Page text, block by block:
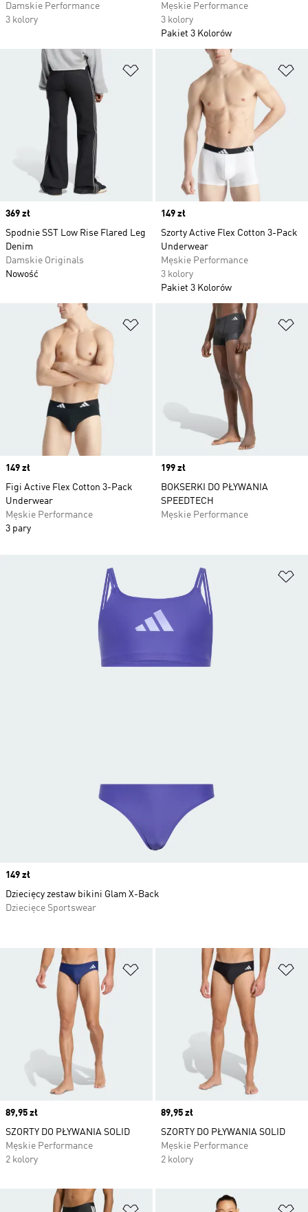
Damskie Performance
3 kolory
Męskie Performance
3 kolory
Pakiet 3 Kolorów
Dodaj do listy życzeń
Price
369 zł
Spodnie SST Low Rise Flared Leg
Denim
Damskie Originals
Nowość
Price
149 zł
Szorty Active Flex Cotton 3-Pack
Underwear
Męskie Performance
3 kolory
Pakiet 3 Kolorów
Dodaj do listy życzeń
Price
149 zł
Figi Active Flex Cotton 3-Pack
Underwear
Męskie Performance
3 pary
Price
199 zł
BOKSERKI DO PŁYWANIA
SPEEDTECH
Męskie Performance
Dodaj do listy życzeń
Price
89,95 zł
SZORTY DO PŁYWANIA SOLID
Męskie Performance
2 kolory
Price
89,95 zł
SZORTY DO PŁYWANIA SOLID
Męskie Performance
2 kolory
Dodaj do listy życzeń
Price
149 zł
Dziecięcy zestaw bikini Glam X-Back
Dziecięce Sportswear